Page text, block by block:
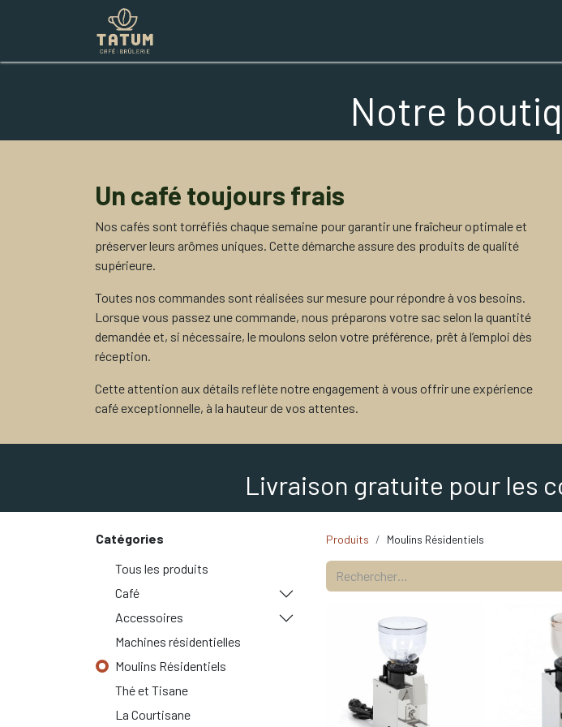
Notre
Un café toujours frais
Nos cafés sont torréfiés chaque semaine pour garantir une fraîcheur optimale et
préserver leurs arômes uniques. Cette démarche assure des produits de qualité
supérieure.
Toutes nos commandes sont réalisées sur mesure pour répondre à vos besoins.
Lorsque vous passez une commande, nous préparons votre sac selon la quantité
demandée et, si nécessaire, le moulons selon votre préférence, prêt à l’emploi dès
réception.
Cette attention aux détails reflète notre engagement à vous offrir une expérience
café exceptionnelle, à la hauteur de vos attentes.
Livraison gratuite pour les
Catégories
Tous les produits
Café
Accessoires
Machines résidentielles
Moulins Résidentiels
Thé et Tisane
La Courtisane
Produits Moulins Résidentiels